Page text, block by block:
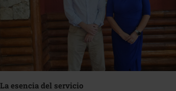
La esencia del servicio